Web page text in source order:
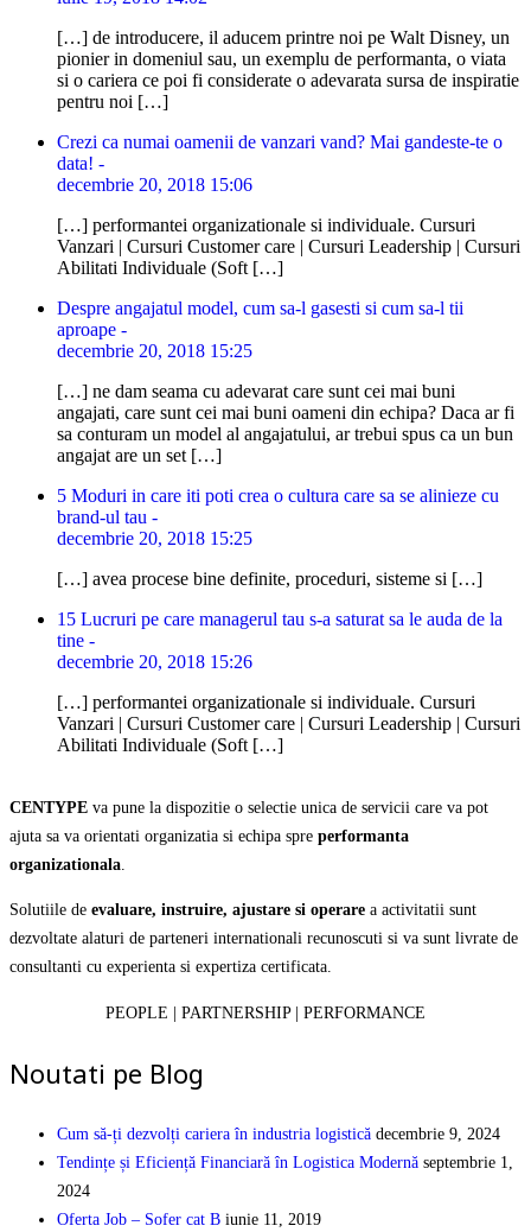
[…] de introducere, il aducem printre noi pe Walt Disney, un
pionier in domeniul sau, un exemplu de performanta, o viata
si o cariera ce poi fi considerate o adevarata sursa de inspiratie
pentru noi […]
Crezi ca numai oamenii de vanzari vand? Mai gandeste-te o
data! -
decembrie 20, 2018 15:06
[…] performantei organizationale si individuale. Cursuri
Vanzari | Cursuri Customer care | Cursuri Leadership | Cursuri
Abilitati Individuale (Soft […]
Despre angajatul model, cum sa-l gasesti si cum sa-l tii
aproape -
decembrie 20, 2018 15:25
[…] ne dam seama cu adevarat care sunt cei mai buni
angajati, care sunt cei mai buni oameni din echipa? Daca ar fi
sa conturam un model al angajatului, ar trebui spus ca un bun
angajat are un set […]
5 Moduri in care iti poti crea o cultura care sa se alinieze cu
brand-ul tau -
decembrie 20, 2018 15:25
[…] avea procese bine definite, proceduri, sisteme si […]
15 Lucruri pe care managerul tau s-a saturat sa le auda de la
tine -
decembrie 20, 2018 15:26
[…] performantei organizationale si individuale. Cursuri
Vanzari | Cursuri Customer care | Cursuri Leadership | Cursuri
Abilitati Individuale (Soft […]
CENTYPE va pune la dispozitie o selectie unica de servicii care va pot
ajuta sa va orientati organizatia si echipa spre performanta
organizationala
Solutiile de evaluare, instruire, ajustare si operare a activitatii sunt
dezvoltate alaturi de parteneri internationali recunoscuti si va sunt livrate de
consultanti cu experienta si expertiza certificata.
PEOPLE | PARTNERSHIP | PERFORMANCE
Noutati pe Blog
Cum să-ți dezvolți cariera în industria logistică decembrie 9, 2024
Tendințe și Eficiență Financiară în Logistica Modernă septembrie 1,
2024
Oferta Job – Sofer cat B iunie 11, 2019